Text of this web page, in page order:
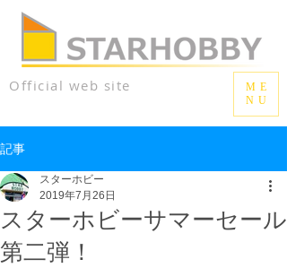
ME
NU
Official web site
記事
スターホビーサマーセール
第二弾！
スターホビー
2019年7月26日